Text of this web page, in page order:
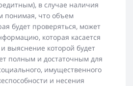
в случае наличия
понимая, что объем
будет проверяться, может
которая касается
выяснение которой будет
полным и достаточным для
имущественного
и несения